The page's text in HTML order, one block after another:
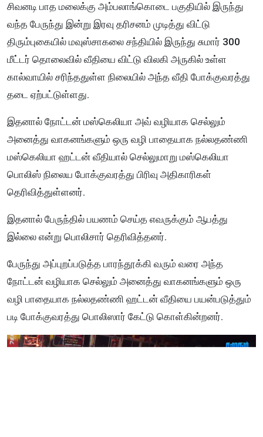
சிவனடி பாத மலைக்கு அம்பலாங்கொடை பகுதியில் இருந்து
வந்த பேருந்து இன்று இரவு தரிசனம் முடித்து விட்டு
திரும்புகையில் மவுஸ்சாகலை சந்தியில் இருந்து சுமார் 300
மீட்டர் தொலைவில் வீதியை விட்டு விலகி அருகில் உள்ள
கால்வாயில் சரிந்ததுள்ள நிலையில் அந்த வீதி போக்குவரத்து
தடை ஏற்பட்டுள்ளது.
இதனால் நோட்டன் மஸ்கெலியா அவ் வழியாக செல்லும்
அனைத்து வாகனங்களும் ஒரு வழி பாதையாக நல்லதண்ணி
மஸ்கெலியா ஹட்டன் வீதியால் செல்லுமாறு மஸ்கெலியா
பொலிஸ் நிலைய போக்குவரத்து பிரிவு அதிகாரிகள்
தெரிவித்துள்ளனர்.
இதனால் பேருந்தில் பயணம் செய்த எவருக்கும் ஆபத்து
இல்லை என்று பொலிசார் தெரிவித்தனர்.
பேருந்து அப்புறப்படுத்த பாரந்தூக்கி வரும் வரை அந்த
நோட்டன் வழியாக செல்லும் அனைத்து வாகனங்களும் ஒரு
வழி பாதையாக நல்லதண்ணி ஹட்டன் வீதியை பயன்படுத்தும்
படி போக்குவரத்து பொலிஸார் கேட்டு கொள்கின்றனர்.